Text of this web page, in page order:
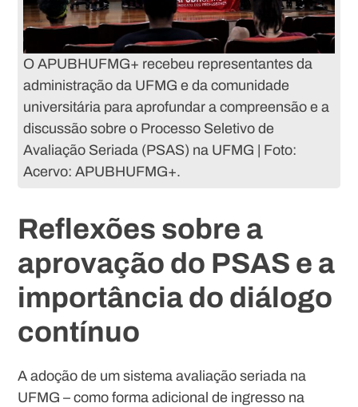
O APUBHUFMG+ recebeu representantes da
administração da UFMG e da comunidade
universitária para aprofundar a compreensão e a
discussão sobre o Processo Seletivo de
Avaliação Seriada (PSAS) na UFMG | Foto:
Acervo: APUBHUFMG+.
Reflexões sobre a
aprovação do PSAS e a
importância do diálogo
contínuo
A adoção de um sistema avaliação seriada na
UFMG – como forma adicional de ingresso na